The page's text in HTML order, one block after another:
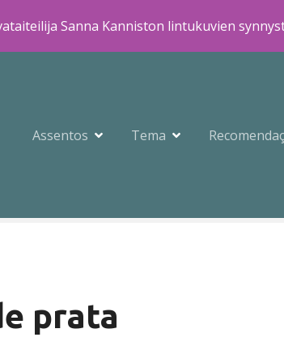
Sanna Kanniston lintukuvien
Assentos Tema
prata